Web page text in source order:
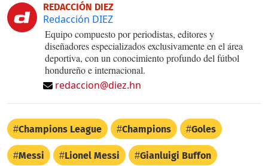
REDACCIÓN DIEZ
Redacción DIEZ
Equipo compuesto por periodistas, editores y
diseñadores especializados exclusivamente en el área
deportiva, con un conocimiento profundo del fútbol
hondureño e internacional.
redaccion@diez.hn
Champions League Champions Goles
Messi Lionel Messi Gianluigi Buffon